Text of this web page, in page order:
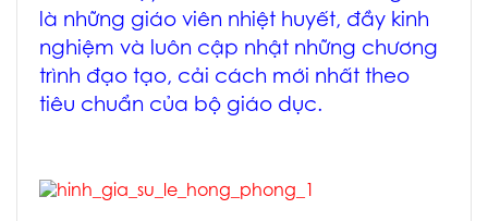
là những giáo viên nhiệt huyết, đầy kinh
nghiệm và luôn cập nhật những chương
trình đạo tạo, cải cách mới nhất theo
tiêu chuẩn của bộ giáo dục.